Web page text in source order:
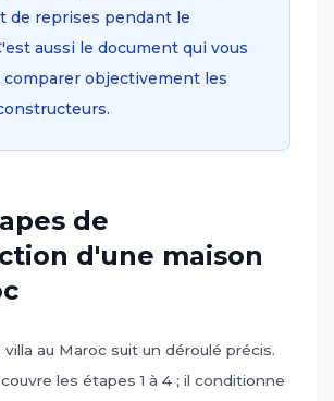
de reprises pendant le
aussi le document qui vous
objectivement les
de
d'une maison
au Maroc suit un déroulé précis.
les étapes 1 à 4 ; il conditionne